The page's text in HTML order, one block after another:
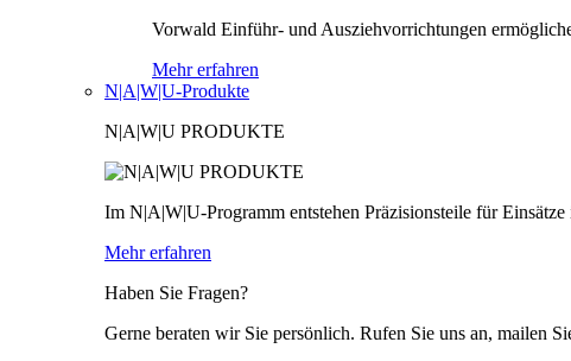
Vorwald Einführ- und Ausziehvorrichtungen
Mehr erfahren
N|A|W|U-Produkte
N|A|W|U PRODUKTE
Im N|A|W|U-Programm entstehen Präzisionsteile für
Mehr erfahren
Haben Sie Fragen?
Gerne beraten wir Sie persönlich. Rufen Sie uns an, mailen